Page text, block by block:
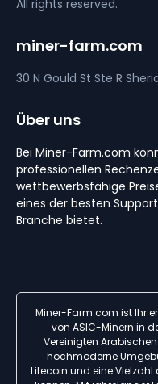
All rights reserved.
miner-farm.com
30 N Gould St Ste R
Über uns
Bei Miner-Farm.com
professionellen
wettbewerbsfähige
eines der besten
Branche bietet.
Miner-Farm.com ist Ihr
von ASIC-Minern in
Vereinigten
hochmoderne
Litecoin und eine